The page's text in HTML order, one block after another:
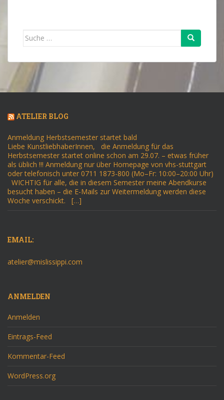
Suche
ATELIER BLOG
Anmeldung Herbstsemester startet bald
Liebe KunstliebhaberInnen, die Anmeldung für das
Herbstsemester startet online schon am 29.07. – etwas früher
als üblich !!! Anmeldung nur über Homepage von vhs-stuttgart
oder telefonisch unter 0711 1873-800 (Mo–Fr: 10:00–20:00 Uhr)
WICHTIG für alle, die in diesem Semester meine Abendkurse
besucht haben – die E-Mails zur Weitermeldung werden diese
Woche verschickt. […]
EMAIL:
atelier@mislissippi.com
ANMELDEN
Anmelden
Eintrags-Feed
Kommentar-Feed
WordPress.org